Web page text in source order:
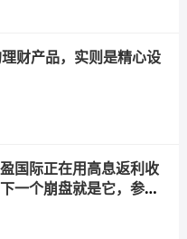
财产品，实则是精心设
国际正在用高息返利收
一个崩盘就是它，参与